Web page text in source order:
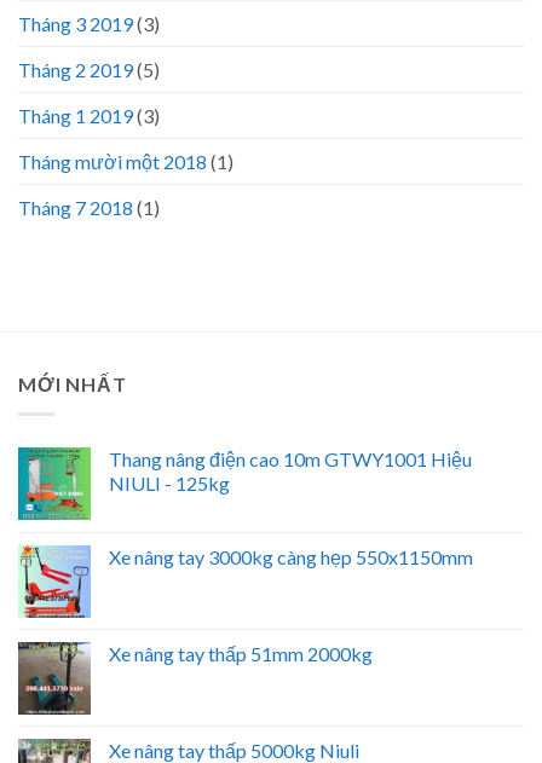
Tháng 3 2019(3)
Tháng 2 2019(5)
Tháng 1 2019(3)
Tháng mười một 2018 (1)
Tháng 7 2018 (1)
MỚI NHẤT
Thang nâng điện cao 10m GTWY1001 Hiệu
NIULI - 125kg
Xe nâng tay 3000kg càng hẹp 550x1150mm
Xe nâng tay thấp 51mm 2000kg
Xe nâng tay thấp 5000kg Niuli